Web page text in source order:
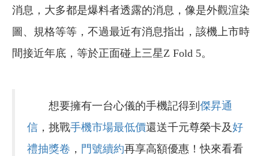
消息，大多都是爆料者透露的消息，像是外觀渲染
圖、規格等等，不過最近有消息指出，該機上市時
間接近年底，等於正面碰上三星Z Fold 5。
想要擁有一台心儀的手機記得到 傑昇通
信 ，挑戰手機市場最低價還送千元尊榮卡及好
禮抽獎卷 ， 門號續約再享高額優惠！快來看看